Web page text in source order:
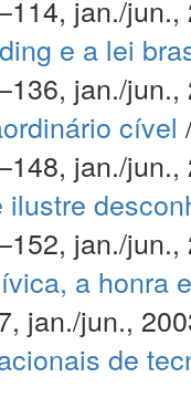
jan./jun.,
e a lei
jan./jun.,
cível
jan./jun.,
ilustre
jan./jun.,
a honra
jan./jun.,
de